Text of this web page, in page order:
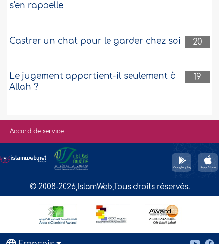
s'en rappelle
20
Castrer un chat pour le garder chez soi
19
Le jugement appartient-il seulement à
Allah ?
Accord de service
© 2008-2026,IslamWeb,Tous droits réservés.